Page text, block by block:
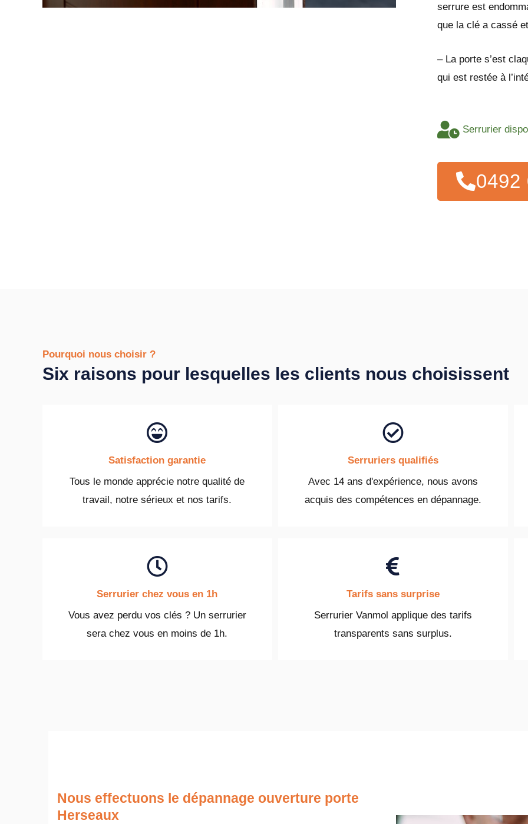
serrure est
que la clé a cassé
– La porte s’est
qui est restée à
Serrurier
0492
Pourquoi nous choisir ?
Six raisons pour lesquelles les clients nous choisissent
Satisfaction garantie
Tous le monde apprécie notre qualité de
travail, notre sérieux et nos tarifs.
Serruriers qualifiés
Avec 14 ans d'expérience, nous avons
acquis des compétences en dépannage.
Serrurier chez vous en 1h
Vous avez perdu vos clés ? Un serrurier
sera chez vous en moins de 1h.
Tarifs sans surprise
Serrurier Vanmol applique des tarifs
transparents sans surplus.
Nous effectuons le dépannage ouverture porte
Herseaux